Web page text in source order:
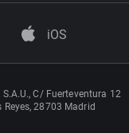
iOS
C/ Fuerteventura 12
28703 Madrid